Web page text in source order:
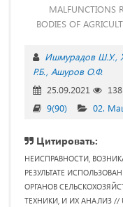
MALFUNCTIONS
BODIES OF
Ишмурадов Ш.У.
Р.Б. Ашуров О.Ф.
25.09.2021
9(90)
02.
Цитировать:
НЕИСПРАВНОСТИ,
РЕЗУЛЬТАТЕ
ОРГАНОВ
ТЕХНИКИ, И ИХ АНАЛИЗ //